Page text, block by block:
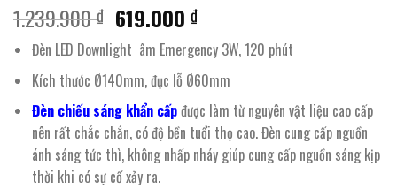
1.239.900₫ Giá
gốc
là:
1.239.900 ₫.
619.000₫Giá
hiện
tại
là:
619.000 ₫.
Đèn LED Downlight âm Emergency 3W, 120 phút
Kích thước Ø140mm, đục lỗ Ø60mm
Đèn chiếu sáng khẩn cấpđược làm từ nguyên vật liệu cao cấp
nên rất chắc chắn, có độ bền tuổi thọ cao. Đèn cung cấp nguồn
ánh sáng tức thì, không nhấp nháy giúp cung cấp nguồn sáng kịp
thời khi có sự cố xảy ra.